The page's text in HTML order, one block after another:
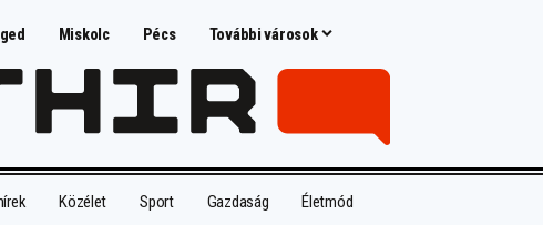
Miskolc Pécs További városok
Közélet Sport Gazdaság Életmód